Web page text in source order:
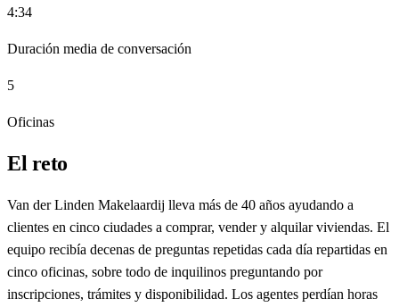
4:34
Duración media de conversación
5
Oficinas
El reto
Van der Linden Makelaardij lleva más de 40 años ayudando a
clientes en cinco ciudades a comprar, vender y alquilar viviendas. El
equipo recibía decenas de preguntas repetidas cada día repartidas en
cinco oficinas, sobre todo de inquilinos preguntando por
inscripciones, trámites y disponibilidad. Los agentes perdían horas